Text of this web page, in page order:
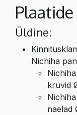
Üldine:
Nichiha
kruvid
naelad